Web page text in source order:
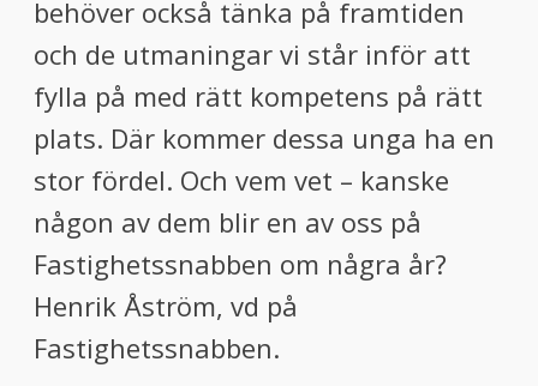
behöver också tänka på framtiden
och de utmaningar vi står inför att
fylla på med rätt kompetens på rätt
plats. Där kommer dessa unga ha en
stor fördel. Och vem vet – kanske
någon av dem blir en av oss på
Fastighetssnabben om några år?
Henrik Åström, vd på
Fastighetssnabben.